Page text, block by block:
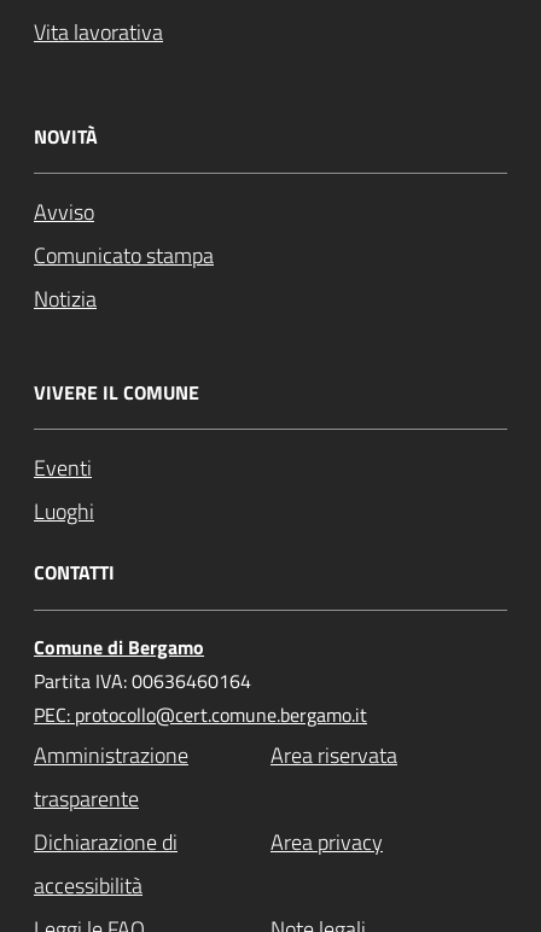
Vita lavorativa
NOVITÀ
Avviso
Comunicato stampa
Notizia
VIVERE IL COMUNE
Eventi
Luoghi
CONTATTI
Comune di Bergamo
Partita IVA: 00636460164
PEC: protocollo@cert.comune.bergamo.it
Amministrazione
trasparente
Area riservata
Dichiarazione di
accessibilità
Area privacy